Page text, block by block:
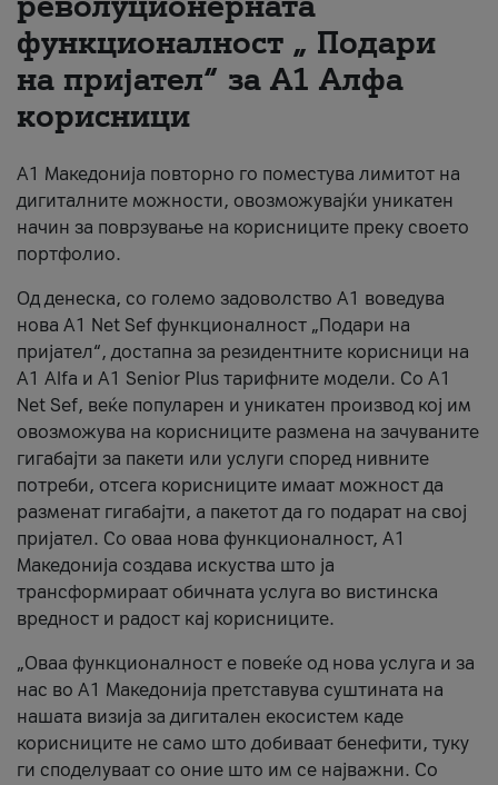
За нас
#ПодобарОнлајн
функционалност „ Подари
на пријател“ за А1 Алфа
корисници
А1 Македонија повторно го поместува лимитот на
дигиталните можности, овозможувајќи уникатен
начин за поврзување на корисниците преку своето
портфолио.
Од денеска, со големо задоволство А1 воведува
нова A1 Net Sef функционалност „Подари на
пријател“, достапна за резидентните корисници на
А1 Alfa и A1 Senior Plus тарифните модели. Со A1
Net Sef, веќе популарен и уникатен производ кој им
овозможува на корисниците размена на зачуваните
гигабајти за пакети или услуги според нивните
потреби, отсега корисниците имаат можност да
разменат гигабајти, а пакетот да го подарат на свој
пријател. Со оваа нова функционалност, А1
Македонија создава искуства што ја
трансформираат обичната услуга во вистинска
вредност и радост кај корисниците.
„Оваа функционалност е повеќе од нова услуга и за
нас во А1 Македонија претставува суштината на
нашата визија за дигитален екосистем каде
корисниците не само што добиваат бенефити, туку
ги споделуваат со оние што им се најважни. Со